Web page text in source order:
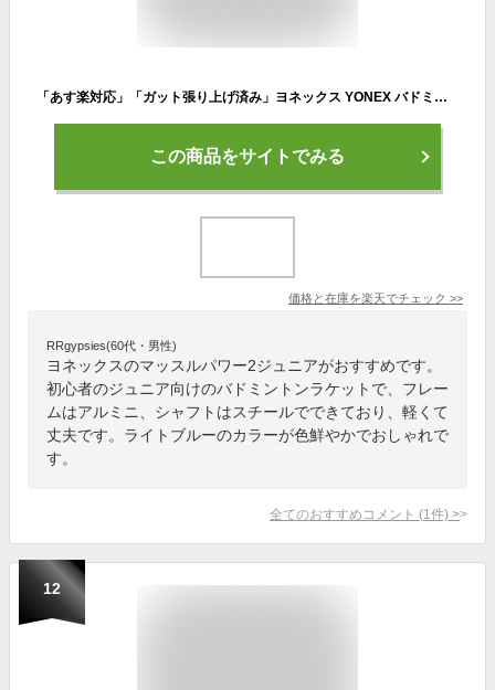
「あす楽対応」「ガット張り上げ済み」ヨネックス YONEX バドミントンラケット マッスルパワー2ジュニア MUSCLE POWER 2 JUNIOR MP2JRG-033『即日出荷』
この商品をサイトでみる
価格と在庫を楽天でチェック >>
RRgypsies(60代・男性)
ヨネックスのマッスルパワー2ジュニアがおすすめです。
初心者のジュニア向けのバドミントンラケットで、フレー
ムはアルミニ、シャフトはスチールでできており、軽くて
丈夫です。ライトブルーのカラーが色鮮やかでおしゃれで
す。
全てのおすすめコメント (1 件) >
12